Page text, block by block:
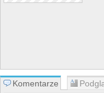
Komentarze